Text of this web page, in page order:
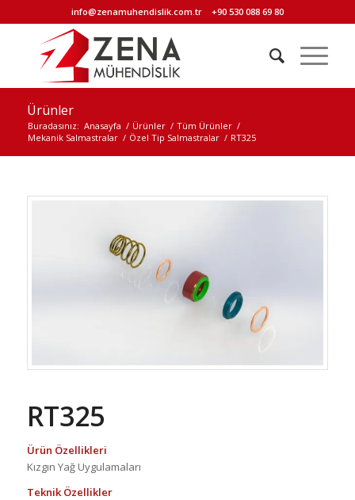
info@zenamuhendislik.com.tr +90 530 088 69 80
Ürünler
Buradasınız: Anasayfa / Ürünler / Tüm Ürünler /
Mekanik Salmastralar / Özel Tip Salmastralar / RT325
RT325
Ürün Özellikleri
Kızgın Yağ Uygulamaları
Teknik Özellikler